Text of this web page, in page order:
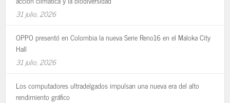
31 julio, 2026
OPPO presentó en Colombia la nueva Serie Reno16 en el Maloka City
Hall
31 julio, 2026
Los computadores ultradelgados impulsan una nueva era del alto
rendimiento gráfico